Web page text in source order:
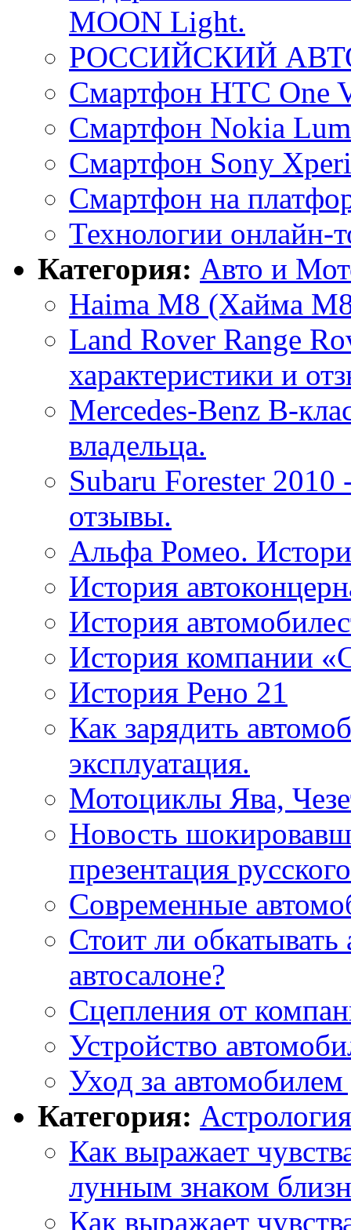
MOON Light.
РОССИЙСКИЙ
Смартфон HTC One
Смартфон Nokia
Смартфон Sony
Смартфон на
Технологии онлайн-
Категория: Авто и
Haima M8 (Хайма
Land Rover Range
характеристики и
Mercedes-Benz B-
владельца.
Subaru Forester 2010
отзывы.
Альфа Ромео.
История
История
История компании
История Рено 21
Как зарядить
эксплуатация.
Мотоциклы Ява,
Новость
презентация
Современные
Стоит ли
автосалоне?
Сцепления от
Устройство
Уход за
Категория: Астрология
Как выражает
лунным знаком
Как выражает